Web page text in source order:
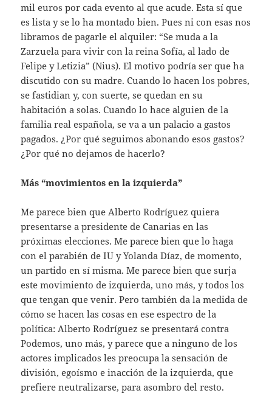
mil euros por cada evento al que acude. Esta sí que
es lista y se lo ha montado bien. Pues ni con esas nos
libramos de pagarle el alquiler: “Se muda a la
Zarzuela para vivir con la reina Sofía, al lado de
Felipe y Letizia” (Nius). El motivo podría ser que ha
discutido con su madre. Cuando lo hacen los pobres,
se fastidian y, con suerte, se quedan en su
habitación a solas. Cuando lo hace alguien de la
familia real española, se va a un palacio a gastos
pagados. ¿Por qué seguimos abonando esos gastos?
¿Por qué no dejamos de hacerlo?
Más “movimientos en la izquierda”
Me parece bien que Alberto Rodríguez quiera
presentarse a presidente de Canarias en las
próximas elecciones. Me parece bien que lo haga
con el parabién de IU y Yolanda Díaz, de momento,
un partido en sí misma. Me parece bien que surja
este movimiento de izquierda, uno más, y todos los
que tengan que venir. Pero también da la medida de
cómo se hacen las cosas en ese espectro de la
política: Alberto Rodríguez se presentará contra
Podemos, uno más, y parece que a ninguno de los
actores implicados les preocupa la sensación de
división, egoísmo e inacción de la izquierda, que
prefiere neutralizarse, para asombro del resto.